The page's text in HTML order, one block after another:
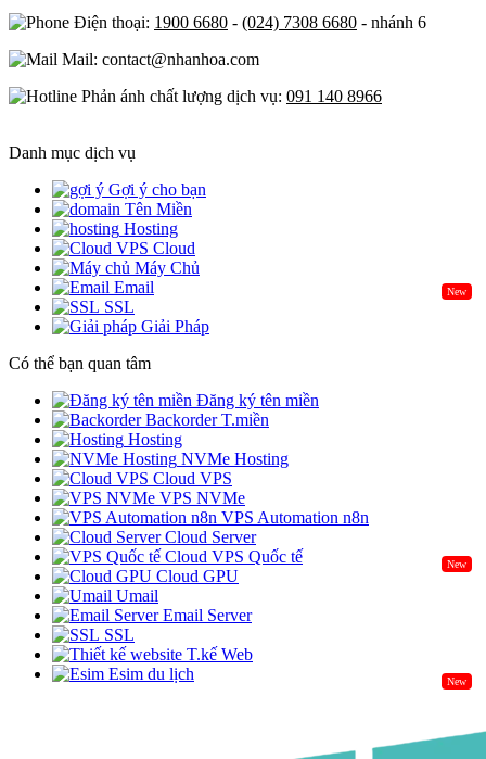
Điện thoại: 1900 6680 - (024) 7308 6680 - nhánh 6
Mail: contact@nhanhoa.com
Phản ánh chất lượng dịch vụ: 091 140 8966
Danh mục dịch vụ
Gợi ý cho bạn
Tên Miền
Hosting
Cloud
Máy Chủ
New
Email
SSL
Giải Pháp
Có thể bạn quan tâm
Đăng ký tên miền
Backorder T.miền
Hosting
NVMe Hosting
Cloud VPS
VPS NVMe
VPS Automation n8n
Cloud Server
Cloud VPS Quốc tế
New
Cloud GPU
Umail
Email Server
SSL
T.kế Web
Esim du lịch
New